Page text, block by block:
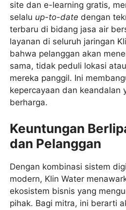
site dan e-learning gratis,
selalu up-to-date dengan
terbaru di bidang jasa air
layanan di seluruh jaringan
bahwa pelanggan akan
sama, tidak peduli lokasi
mereka panggil. Ini
kepercayaan dan keandalan
berharga.
Keuntungan
dan Pelanggan
Dengan kombinasi sistem
modern, Klin Water
ekosistem bisnis yang
pihak. Bagi mitra, ini berarti